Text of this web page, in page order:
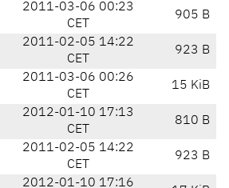
2011-03-06 00:23
CET
905 B
2011-02-05 14:22
CET
923 B
2011-03-06 00:26
CET
15 KiB
2012-01-10 17:13
CET
810 B
2011-02-05 14:22
CET
923 B
2012-01-10 17:16